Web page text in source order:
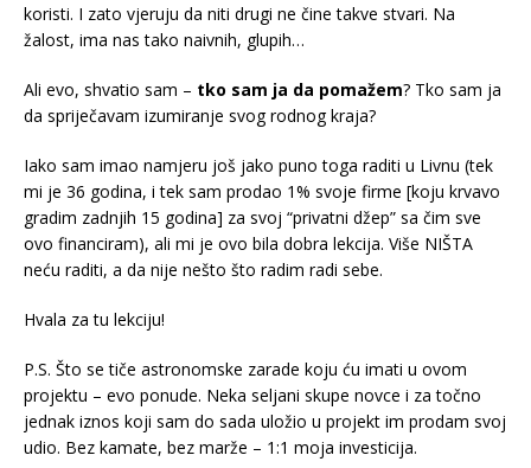
koristi. I zato vjeruju da niti drugi ne čine takve stvari. Na
žalost, ima nas tako naivnih, glupih…
Ali evo, shvatio sam – tko sam ja da pomažem? Tko sam ja
da spriječavam izumiranje svog rodnog kraja?
Iako sam imao namjeru još jako puno toga raditi u Livnu (tek
mi je 36 godina, i tek sam prodao 1% svoje firme [koju krvavo
gradim zadnjih 15 godina] za svoj “privatni džep” sa čim sve
ovo financiram), ali mi je ovo bila dobra lekcija. Više NIŠTA
neću raditi, a da nije nešto što radim radi sebe.
Hvala za tu lekciju!
P.S. Što se tiče astronomske zarade koju ću imati u ovom
projektu – evo ponude. Neka seljani skupe novce i za točno
jednak iznos koji sam do sada uložio u projekt im prodam svoj
udio. Bez kamate, bez marže – 1:1 moja investicija.